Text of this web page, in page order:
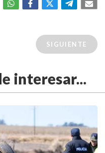
SIGUIENTE
interesar...